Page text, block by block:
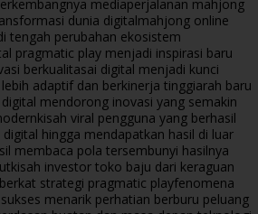
mediaperjalanan mahjong
dunia digitalmahjong online
tengah perubahan ekosistem
pragmatic play menjadi inspirasi baru
berkualitasai digital menjadi kunci
adaptif dan berkinerja tinggiarah baru
mendorong inovasi yang semakin
kisah viral pengguna yang berhasil
hingga mendapatkan hasil di luar
membaca pola tersembunyi hasilnya
kisah investor toko baju dari keraguan
strategi pragmatic playfenomena
menarik perhatian berburu peluang